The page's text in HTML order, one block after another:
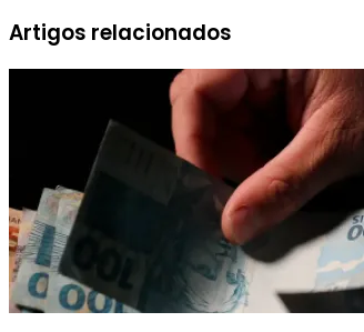
Artigos relacionados